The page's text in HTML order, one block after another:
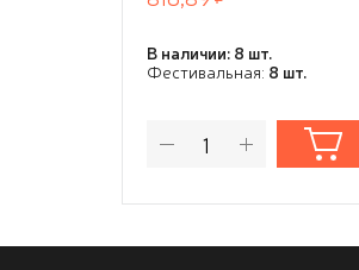
В наличии: 8 шт.
Фестивальная: 8 шт.